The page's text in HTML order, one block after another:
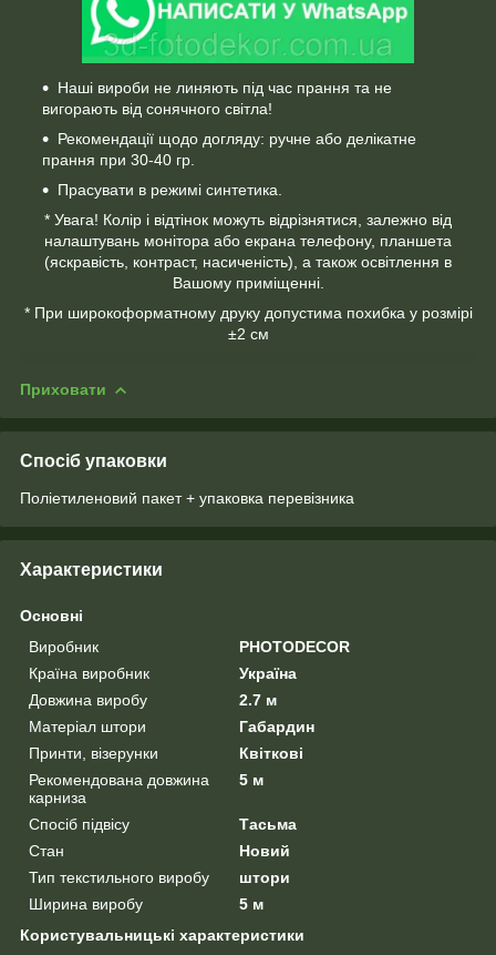
Наші вироби не линяють під час прання та не
вигорають від сонячного світла!
Рекомендації щодо догляду: ручне або делікатне
прання при 30-40 гр.
Прасувати в режимі синтетика.
* Увага! Колір і відтінок можуть відрізнятися, залежно від
налаштувань монітора або екрана телефону, планшета
(яскравість, контраст, насиченість), а також освітлення в
Вашому приміщенні.
* При широкоформатному друку допустима похибка у розмірі
±2 см
Приховати
Спосіб упаковки
Поліетиленовий пакет + упаковка перевізника
Характеристики
Основні
Виробник
PHOTODECOR
Країна виробник
Україна
Довжина виробу
2.7 м
Матеріал штори
Габардин
Принти, візерунки
Квіткові
Рекомендована довжина
карниза
5 м
Спосіб підвісу
Тасьма
Стан
Новий
Тип текстильного виробу
штори
Ширина виробу
5 м
Користувальницькі характеристики